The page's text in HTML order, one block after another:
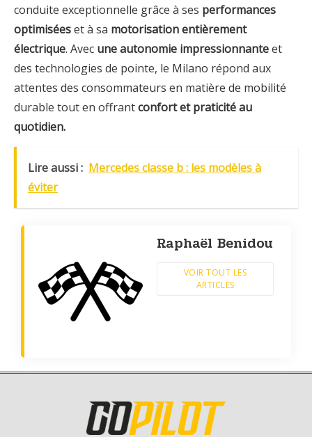
conduite exceptionnelle grâce à ses performances
optimiséeset à sa motorisation entièrement
électrique. Avec une autonomie impressionnanteet
des technologies de pointe, le Milano répond aux
attentes des consommateurs en matière de mobilité
durable tout en offrantconfort et praticité au
quotidien.
Lire aussi : Mercedes classe b : les modèles à
éviter
Raphaël Benidou
VOIR TOUT LES
ARTICLES